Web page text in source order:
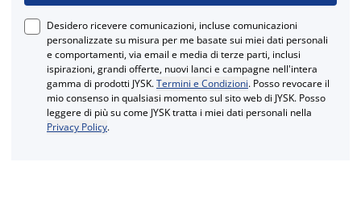
Desidero ricevere comunicazioni, incluse comunicazioni
personalizzate su misura per me basate sui miei dati personali
e comportamenti, via email e media di terze parti, inclusi
ispirazioni, grandi offerte, nuovi lanci e campagne nell'intera
gamma di prodotti JYSK.Termini e Condizioni. Posso revocare il
mio consenso in qualsiasi momento sul sito web di JYSK. Posso
leggere di più su come JYSK tratta i miei dati personali nella
Privacy Policy.